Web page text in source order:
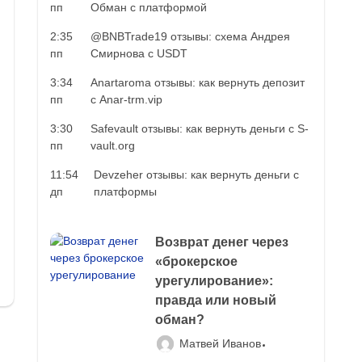
пп
Обман с платформой
2:35
пп
@BNBTrade19 отзывы: схема Андрея
Смирнова с USDT
3:34
пп
Anartaroma отзывы: как вернуть депозит
с Anar-trm.vip
3:30
пп
Safevault отзывы: как вернуть деньги с S-
vault.org
11:54
дп
Devzeher отзывы: как вернуть деньги с
платформы
Возврат денег через
«брокерское
урегулирование»:
правда или новый
обман?
Матвей Иванов